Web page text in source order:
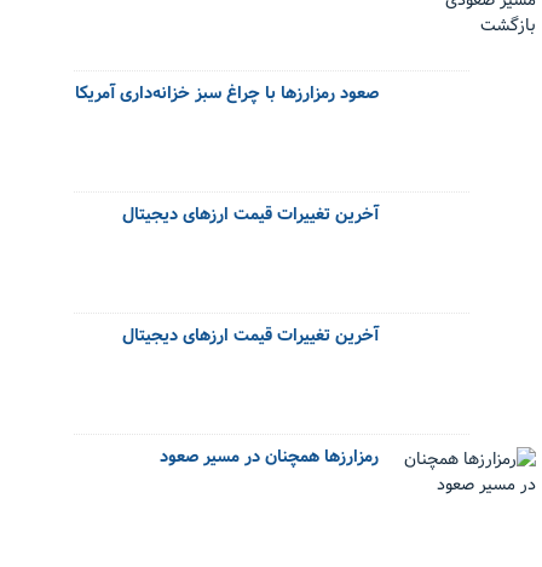
صعود رمزارزها با چراغ سبز خزانه‌داری آمریکا
آخرین تغییرات قیمت ارزهای دیجیتال
آخرین تغییرات قیمت ارزهای دیجیتال
رمزارزها همچنان در مسیر صعود